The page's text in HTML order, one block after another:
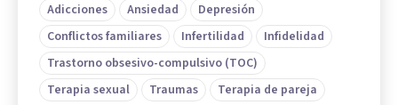
Adicciones Ansiedad
Depresión
Conflictos familiares
Infertilidad
Infidelidad
Trastorno obsesivo-compulsivo (TOC)
Terapia sexual
Traumas Terapia de pareja